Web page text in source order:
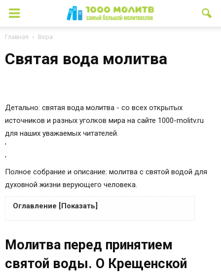
Главная Вера
Святая вода молитва
Детально: святая вода молитва - со всех открытых
источников и разных уголков мира на сайте 1000-molitv.ru
для наших уважаемых читателей.
'
'
Полное собрание и описание: молитва с святой водой для
духовной жизни верующего человека.
Оглавление [Показать]
Крещенской воде
Православные иконы и молитвы
Информационный сайт про иконы, молитвы,
Молитва перед принятием
святой воды. О Крещенской